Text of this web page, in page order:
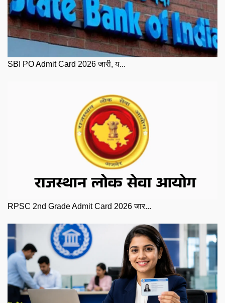
SBI PO Admit Card 2026 जारी, य...
RPSC 2nd Grade Admit Card 2026 जार...